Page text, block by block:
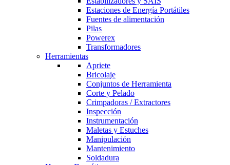
Estaciones de Energía Portátiles
Fuentes de alimentación
Pilas
Powerex
Transformadores
Herramientas
Apriete
Bricolaje
Conjuntos de Herramienta
Corte y Pelado
Crimpadoras / Extractores
Inspección
Instrumentación
Maletas y Estuches
Manipulación
Mantenimiento
Soldadura